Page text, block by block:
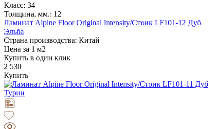
Класс: 34
Толщина, мм.: 12
Ламинат Alpine Floor Original Intensity/Стоик LF101-12 Дуб
Эльба
Страна производства: Китай
Цена за 1 м2
Купить в один клик
2 530
Купить